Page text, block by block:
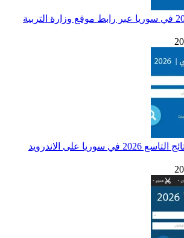
نتائج التاسع 2026 في سوريا عبر رابط موقع وزارة التربية
تحميل تطبيق نتائج التاسع 2026 في سوريا على الاندرويد